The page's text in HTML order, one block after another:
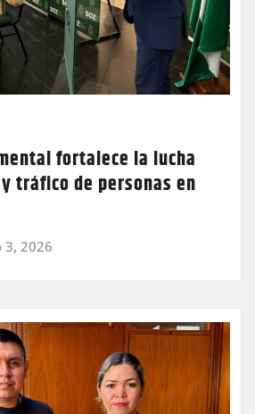
fortalece la lucha
tráfico de personas en
3, 2026